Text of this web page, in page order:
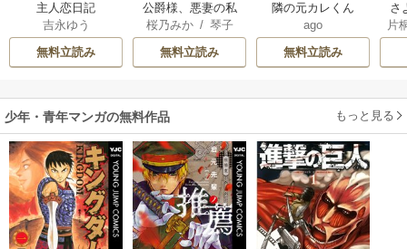
主人恋日記
吉永ゆう
無料立読み
公爵様、悪妻の私
はもう放っておい
てください
桜乃みか/ 琴子
無料立読み
隣の元カレくん
ago
無料立読み
さ
冷
片
少年・青年マンガの無料作品 もっと見る